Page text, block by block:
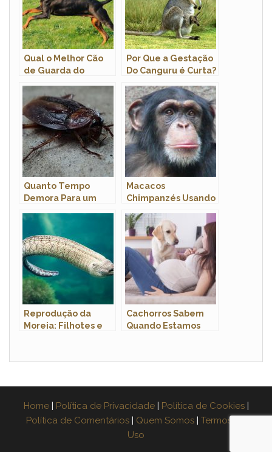
Qual o Melhor Cão
de Guarda do
Por Que a Gestação
Do Canguru é Curta?
Tipo?
Quanto Tempo
Demora Para um
Crescer?
Macacos
Chimpanzés Usando
Onde?
Reprodução da
Moreia: Filhotes e
Cachorros Sabem
Quando Estamos
Home | Política de Privacidade | Política de Cookies |
Política de Comentários | Quem Somos | Termos de
Uso